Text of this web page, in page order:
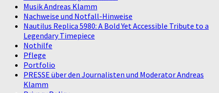
Musik Andreas Klamm
Nachweise und Notfall-Hinweise
Nautilus Replica 5980: A Bold Yet Accessible Tribute to a
Legendary Timepiece
Nothilfe
Pflege
Portfolio
PRESSE über den Journalisten und Moderator Andreas
Klamm